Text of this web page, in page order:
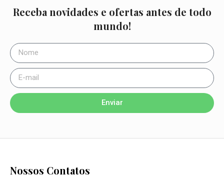
Receba novidades e ofertas antes de todo
mundo!
Enviar
Nossos Contatos